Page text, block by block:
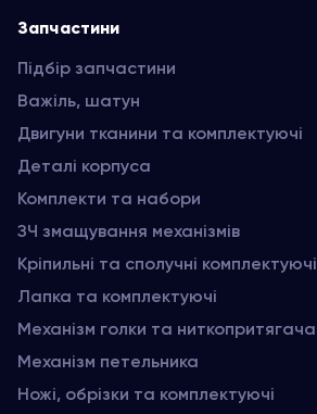
Запчастини
Підбір запчастини
Важіль, шатун
Двигуни тканини та комплектуючі
Деталі корпуса
Комплекти та набори
ЗЧ змащування механізмів
Кріпильні та сполучні комплектуючі
Лапка та комплектуючі
Механізм голки та ниткопритягача
Механізм петельника
Ножі, обрізки та комплектуючі